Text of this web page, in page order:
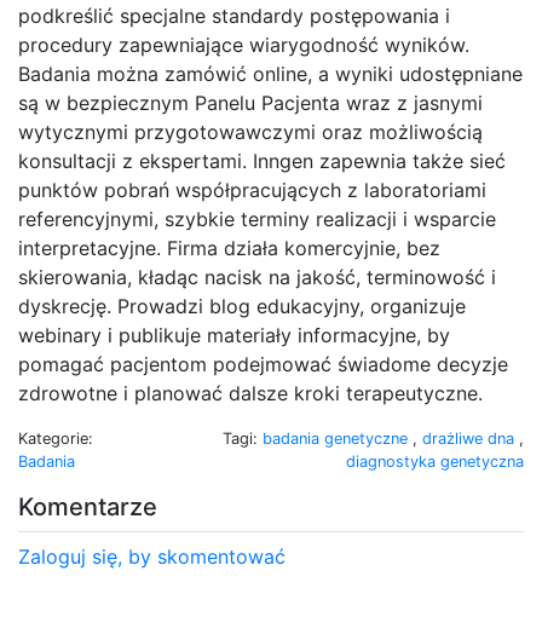
podkreślić specjalne standardy postępowania i
procedury zapewniające wiarygodność wyników.
Badania można zamówić online, a wyniki udostępniane
są w bezpiecznym Panelu Pacjenta wraz z jasnymi
wytycznymi przygotowawczymi oraz możliwością
konsultacji z ekspertami. Inngen zapewnia także sieć
punktów pobrań współpracujących z laboratoriami
referencyjnymi, szybkie terminy realizacji i wsparcie
interpretacyjne. Firma działa komercyjnie, bez
skierowania, kładąc nacisk na jakość, terminowość i
dyskrecję. Prowadzi blog edukacyjny, organizuje
webinary i publikuje materiały informacyjne, by
pomagać pacjentom podejmować świadome decyzje
zdrowotne i planować dalsze kroki terapeutyczne.
Kategorie:
Badania
Tagi: badania genetyczne , drażliwe dna ,
diagnostyka genetyczna
Komentarze
Zaloguj się, by skomentować